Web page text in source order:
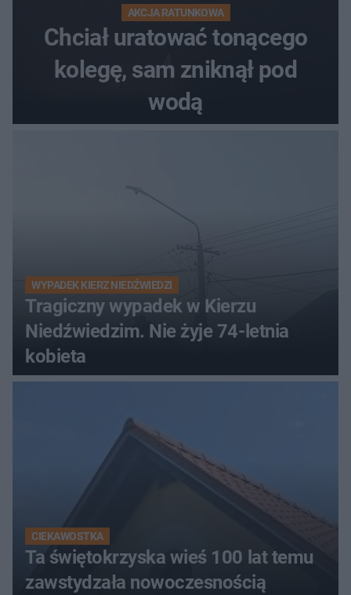
AKCJA RATUNKOWA
Chciał uratować tonącego
kolegę, sam zniknął pod
wodą
WYPADEK KIERZ NIEDŹWIEDZI
Tragiczny wypadek w Kierzu
Niedźwiedzim. Nie żyje 74-letnia
kobieta
CIEKAWOSTKA
Ta świętokrzyska wieś 100 lat temu
zawstydzała nowoczesnością